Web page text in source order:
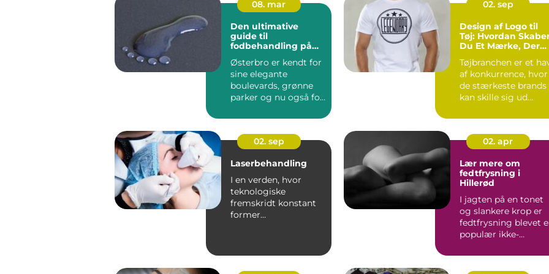
08. mar
Den ultimative
guide til
fodbehandling på
Østerbro er kendt for
sine elegante
boulevards, grønne
parker og nu også for
02. sep
Design af Logo til
Tøj: Hvordan
Du Et Mærke, Der
Tøjbranchen er et
af konkurrence, hvor
de stærkeste brands
kan skille sig ud
02. sep
Laserbehandling
I en verden, hvor
teknologiske
fremskridt konstant
former
02. apr
Lær mere om
fedtfrysning i
Hillerød
I jagten på en tonet
og slankere krop er
fedtfrysning blevet
populær ikke-
fo...